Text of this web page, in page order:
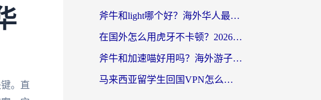
。直
斧牛和light哪个好？海外华人最关心的回国加速器选择难题，一篇讲透
在国外怎么用虎牙不卡顿？2026海外华人亲测有效的回国加速器选择指南
斧牛和加速喵好用吗？海外游子的真实选择困境
马来西亚留学生回国VPN怎么选？3个避坑点+1款实测好用的加速器推荐